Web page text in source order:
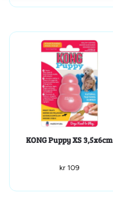
KONG Puppy XS 3,5x6cm
kr109